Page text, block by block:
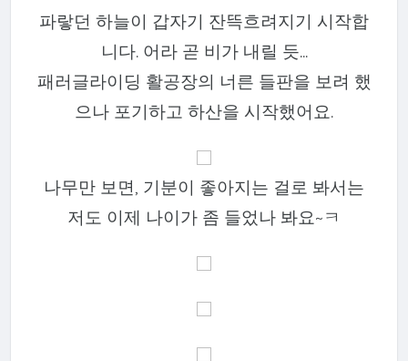
파랗던 하늘이 갑자기 잔뜩흐려지기 시작합
니다. 어라 곧 비가 내릴 듯...
패러글라이딩 활공장의 너른 들판을 보려 했
으나 포기하고 하산을 시작했어요.
나무만 보면, 기분이 좋아지는 걸로 봐서는
저도 이제 나이가 좀 들었나 봐요~ㅋ